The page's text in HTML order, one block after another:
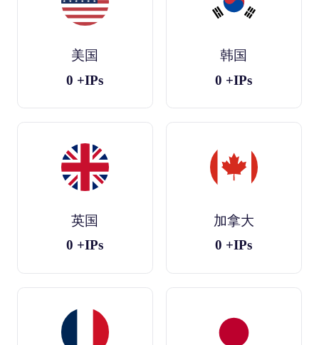
美国
0 +IPs
韩国
0 +IPs
英国
0 +IPs
加拿大
0 +IPs